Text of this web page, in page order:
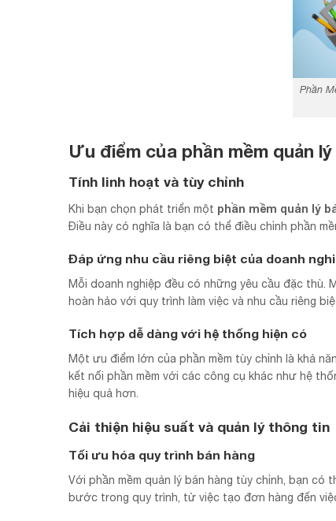
Phần
Ưu điểm của phần mềm quản
Tính linh hoạt và tùy chỉnh
Khi bạn chọn phát triển một phần mềm quản lý
Điều này có nghĩa là bạn có thể điều chỉnh phần
Đáp ứng nhu cầu riêng biệt của doanh
Mỗi doanh nghiệp đều có những yêu cầu đặc thù.
hoàn hảo với quy trình làm việc và nhu cầu riêng
Tích hợp dễ dàng với hệ thống hiện có
Một ưu điểm lớn của phần mềm tùy chỉnh là khả
kết nối phần mềm với các công cụ khác như hệ
hiệu quả hơn.
Cải thiện hiệu suất và quản lý thông tin
Tối ưu hóa quy trình bán hàng
Với phần mềm quản lý bán hàng tùy chỉnh, bạn có
bước trong quy trình, từ việc tạo đơn hàng đến